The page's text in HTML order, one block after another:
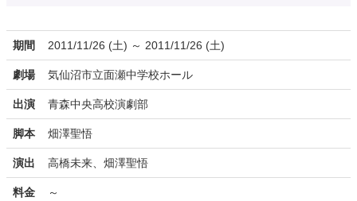
期間 2011/11/26 (土) ～ 2011/11/26 (土)
劇場 気仙沼市立面瀬中学校ホール
出演 青森中央高校演劇部
脚本 畑澤聖悟
演出 高橋未来、畑澤聖悟
料金
～